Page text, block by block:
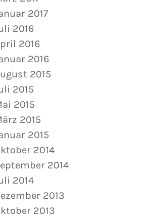
2017
2016
2016
2016
2015
2015
2015
2015
2015
2014
2014
2014
2013
2013